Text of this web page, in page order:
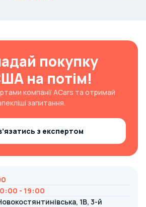
покупку
на потім!
компанії ACars та отримай
запитання.
з експертом
- 19:00
1В, 3-й